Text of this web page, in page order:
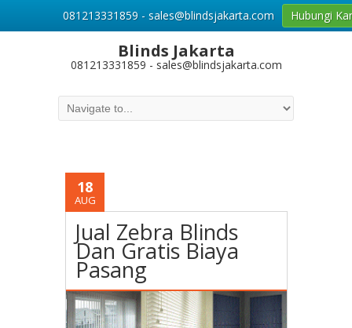
Blinds Jakarta
081213331859 - sales@blindsjakarta.com
18
AUG
Jual Zebra Blinds
Dan Gratis Biaya
Pasang
081213331859 - sales@blindsjakarta.com Hubungi